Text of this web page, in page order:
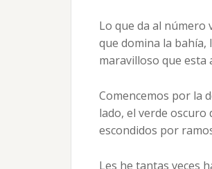
Lo que da al número
que domina la bahía,
maravilloso que esta
Comencemos por la
lado, el verde
escondidos por
Les he tantas veces